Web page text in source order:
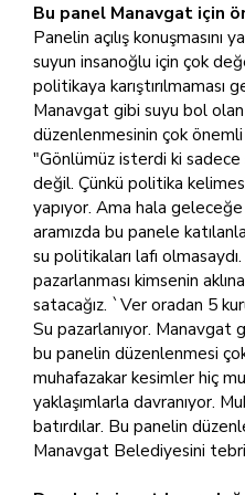
Bu panel Manavgat için
Panelin açılış konuşmasını
suyun insanoğlu için çok
politikaya karıştırılmaması
Manavgat gibi suyu bol
düzenlenmesinin çok
"Gönlümüz isterdi ki sadece
değil. Çünkü politika
yapıyor. Ama hala
aramızda bu panele
su politikaları lafı
pazarlanması kimsenin
satacağız. `Ver oradan 5
Su pazarlanıyor.
bu panelin düzenlenmesi
muhafazakar kesimler hiç
yaklaşımlarla davranıyor.
batırdılar. Bu panelin
Manavgat Belediyesini